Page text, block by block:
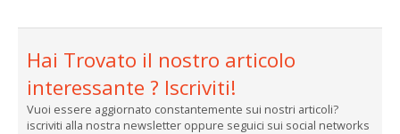
Hai Trovato il nostro articolo
interessante ? Iscriviti!
Vuoi essere aggiornato constantemente sui nostri articoli?
iscriviti alla nostra newsletter oppure seguici sui social networks